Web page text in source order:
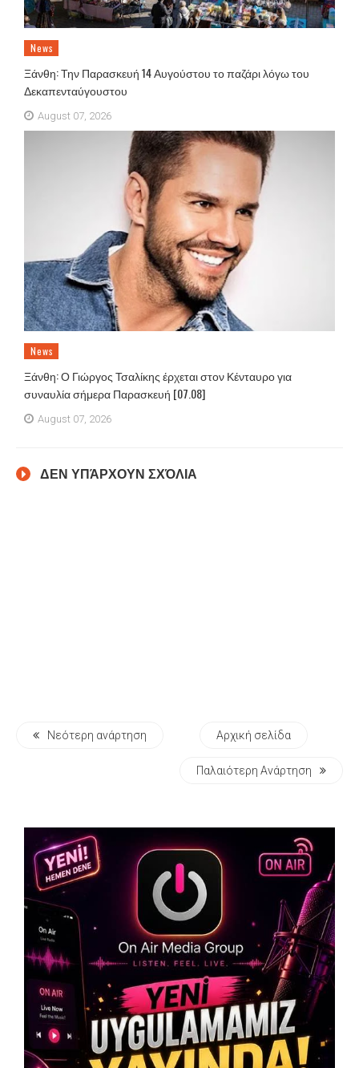
News
Ξάνθη: Την Παρασκευή 14 Αυγούστου το παζάρι λόγω του
Δεκαπενταύγουστου
August 07, 2026
News
Ξάνθη: Ο Γιώργος Τσαλίκης έρχεται στον Κένταυρο για
συναυλία σήμερα Παρασκευή [07.08]
August 07, 2026
ΔΕΝ ΥΠΆΡΧΟΥΝ ΣΧΌΛΙΑ
Νεότερη ανάρτηση Αρχική σελίδα
Παλαιότερη Ανάρτηση